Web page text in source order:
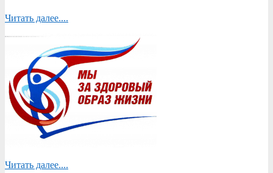
Читать далее....
Читать далее....